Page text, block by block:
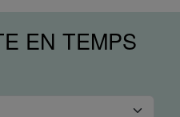
EN TEMPS